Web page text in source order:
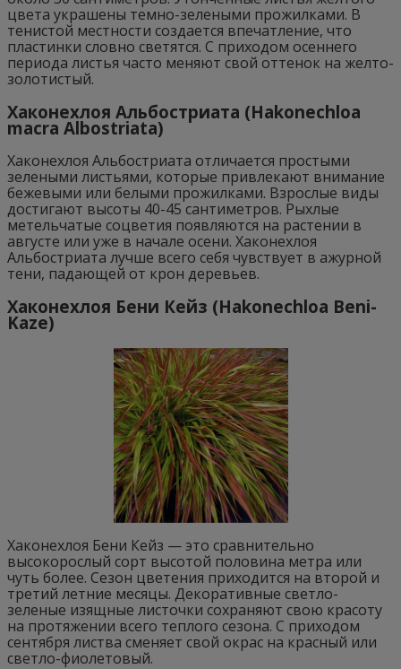
цвета украшены темно-зелеными прожилками. В
тенистой местности создается впечатление, что
пластинки словно светятся. С приходом осеннего
периода листья часто меняют свой оттенок на желто-
золотистый.
Хаконехлоя Альбостриата (Hakonechloa
macra Albostriata)
Хаконехлоя Альбостриата отличается простыми
зелеными листьями, которые привлекают внимание
бежевыми или белыми прожилками. Взрослые виды
достигают высоты 40-45 сантиметров. Рыхлые
метельчатые соцветия появляются на растении в
августе или уже в начале осени. Хаконехлоя
Альбостриата лучше всего себя чувствует в ажурной
тени, падающей от крон деревьев.
Хаконехлоя Бени Кейз (Hakonechloa Beni-
Kaze)
Хаконехлоя Бени Кейз — это сравнительно
высокорослый сорт высотой половина метра или
чуть более. Сезон цветения приходится на второй и
третий летние месяцы. Декоративные светло-
зеленые изящные листочки сохраняют свою красоту
на протяжении всего теплого сезона. С приходом
сентября листва сменяет свой окрас на красный или
светло-фиолетовый.